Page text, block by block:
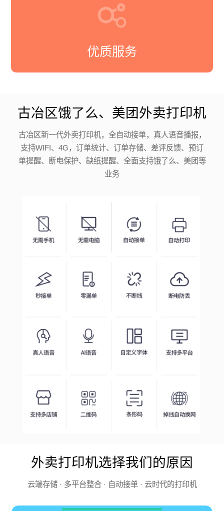
优质服务
古冶区饿了么、美团外卖打印机
古冶区新一代外卖打印机，全自动接单，真人语音播报，
支持WIFI、4G，订单统计、订单存储、差评反馈、预订
单提醒、断电保护、缺纸提醒、全面支持饿了么、美团等
业务
外卖打印机选择我们的原因
云端存储 · 多平台整合 · 自动接单 · 云时代的打印机